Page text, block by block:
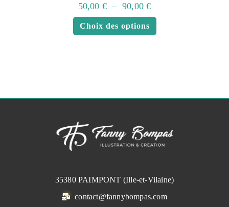
50,00 € – 90,00€
Choix des options
35380 PAIMPONT (Ille-et-Vilaine)
contact@fannybompas.com